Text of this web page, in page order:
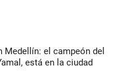
Medellín: el campeón del
está en la ciudad